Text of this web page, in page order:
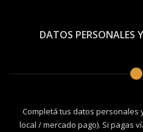
DATOS PERSONALES
Completá tus datos personales
local / mercado pago). Si pagas